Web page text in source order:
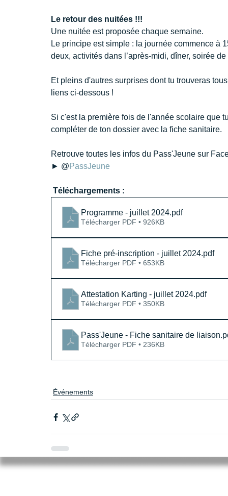
Le retour des nuitées !!!
Une nuitée est proposée chaque semaine.
Le principe est simple : la journée commence à
deux, activités dans l’après-midi, dîner, soirée
Et pleins d'autres surprises dont tu trouveras
liens ci-dessous !
Si c'est la première fois de l'année scolaire que
compléter de ton dossier avec la fiche sanitaire.
Retrouve toutes les infos du Pass'Jeune sur
► @PassJeune
Téléchargements :
Programme - juillet 2024.pdf
Télécharger PDF • 926KB
Fiche pré-inscription - juillet 2024.pdf
Télécharger PDF • 653KB
Attestation Karting - juillet 2024.pdf
Télécharger PDF • 350KB
Pass'Jeune - Fiche sanitaire de liaison
Télécharger PDF • 236KB
Événements